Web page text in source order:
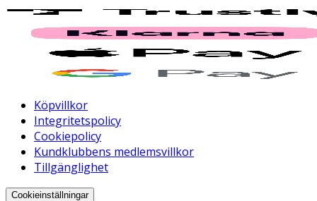
Köpvillkor
Integritetspolicy
Cookiepolicy
Kundklubbens medlemsvillkor
Tillgänglighet
Cookieinställningar